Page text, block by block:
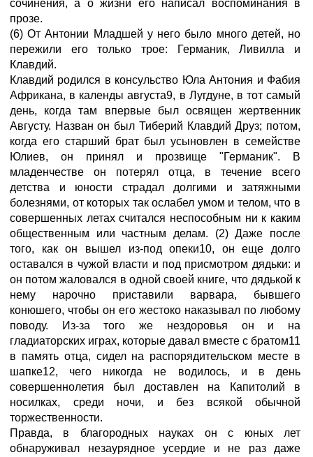
сочинения, а о жизни его написал воспоминания в
прозе.
(6) От Антонии Младшей у него было много детей, но
пережили его только трое: Германик, Ливилла и
Клавдий.
Клавдий родился в консульство Юла Антония и Фабия
Африкана, в календы августа9, в Лугдуне, в тот самый
день, когда там впервые был освящен жертвенник
Августу. Назван он был Тиберий Клавдий Друз; потом,
когда его старший брат был усыновлен в семействе
Юлиев, он принял и прозвище "Германик". В
младенчестве он потерял отца, в течение всего
детства и юности страдал долгими и затяжными
болезнями, от которых так ослабел умом и телом, что в
совершенных летах считался неспособным ни к каким
общественным или частным делам. (2) Даже после
того, как он вышел из-под опеки10, он еще долго
оставался в чужой власти и под присмотром дядьки: и
он потом жаловался в одной своей книге, что дядькой к
нему нарочно приставили варвара, бывшего
конюшего, чтобы он его жестоко наказывал по любому
поводу. Из-за того же нездоровья он и на
гладиаторских играх, которые давал вместе с братом11
в память отца, сидел на распорядительском месте в
шапке12, чего никогда не водилось, и в день
совершеннолетия был доставлен на Капитолий в
носилках, среди ночи, и без всякой обычной
торжественности.
Правда, в благородных науках он с юных лет
обнаруживал незаурядное усердие и не раз даже